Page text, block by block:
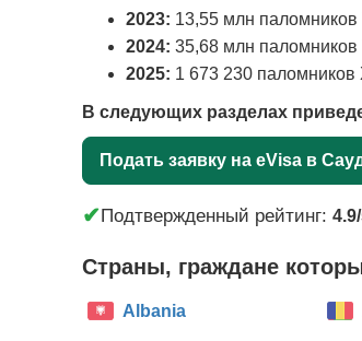
2023: 13,55 млн
2024: 35,68 млн
2025: 1 673 230 паломников
В следующих разделах
Подать заявку на eVisa в
✔Подтвержденный рейтинг:
Страны, граждане
Albania